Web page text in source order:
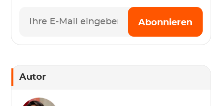
Abonnieren
Autor